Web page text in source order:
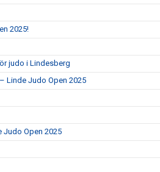
2025!
judo i Lindesberg
Linde Judo Open 2025
Judo Open 2025